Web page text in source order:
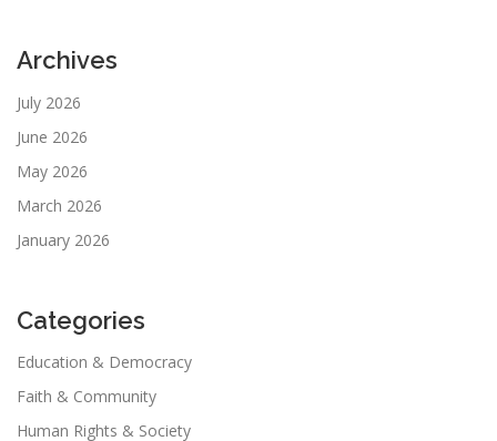
Archives
July 2026
June 2026
May 2026
March 2026
January 2026
Categories
Education & Democracy
Faith & Community
Human Rights & Society